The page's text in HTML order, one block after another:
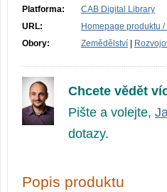
Platforma:
CAB Digital Library
URL:
Homepage produktu
Obory:
Zemědělství
Chcete vědět
Pište a volejte,
dotazy.
Popis produktu